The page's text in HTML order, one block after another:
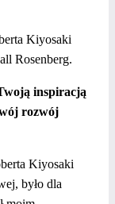
Kiyosaki
Rosenberg.
inspiracją
rozwój
Kiyosaki
było dla